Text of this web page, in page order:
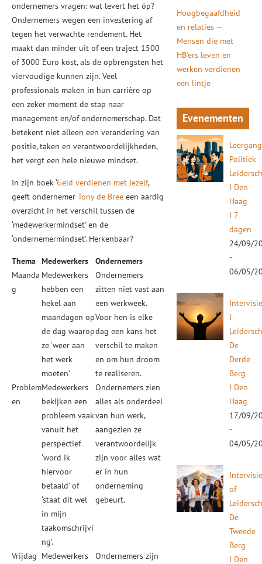
ondernemers vragen: wat levert het óp?
Ondernemers wegen een investering af
tegen het verwachte rendement. Het
maakt dan minder uit of een traject 1500
of 3000 Euro kost, als de opbrengsten het
viervoudige kunnen zijn. Veel
professionals maken in hun carrière op
een zeker moment de stap naar
management en/of ondernemerschap. Dat
betekent niet alleen een verandering van
positie, taken en verantwoordelijkheden,
het vergt een hele nieuwe mindset.
In zijn boek ‘Geld verdienen met Jezelf,
geeft ondernemer Tony de Bree een aardig
overzicht in het verschil tussen de
‘medewerkermindset’ en de
‘ondernemermindset’. Herkenbaar?
Thema Medewerkers
Ondernemers
Maanda
g
Medewerkers
hebben een
hekel aan
maandagen op
de dag waarop
ze ‘weer aan
het werk
moeten’
Ondernemers
zitten niet vast aan
een werkweek.
Voor hen is elke
dag een kans het
verschil te maken
en om hun droom
te realiseren.
Problem
en
Medewerkers
bekijken een
probleem vaak
vanuit het
perspectief
‘word ik
hiervoor
betaald’ of
‘staat dit wel
in mijn
taakomschrijvi
ng’.
Ondernemers zien
alles als onderdeel
van hun werk,
aangezien ze
verantwoordelijk
zijn voor alles wat
er in hun
onderneming
gebeurt.
Vrijdag Medewerkers Ondernemers zijn
Hoogbegaafdheid
en relaties —
Mensen die met
HB'ers leven en
werken verdienen
een lintje
Evenementen
Leergang
Politiek
I Den
Haag
I 7
dagen
24/09/
-
06/05/
I
De
Derde
Berg
I Den
Haag
17/09/
-
04/05/
of
De
Tweede
Berg
I Den